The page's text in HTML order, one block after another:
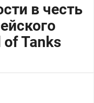
в честь
of Tanks